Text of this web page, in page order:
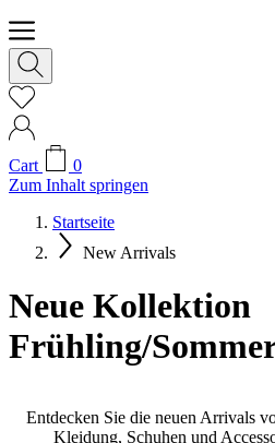
Cart
0
Zum Inhalt springen
Startseite
New Arrivals
Neue Kollektion
Frühling/
Entdecken Sie die neuen Arrivals
Kleidung, Schuhen und